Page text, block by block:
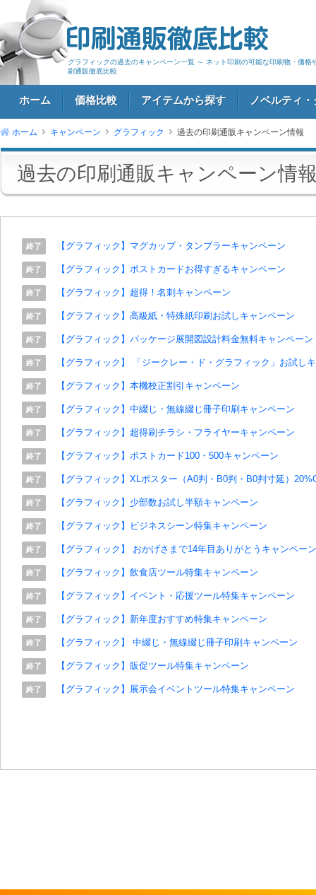
グラフィックの過去のキャンペーン一覧 ～ ネット印刷の可能な印刷物・価格
刷通販徹底比較
ホーム 価格比較 アイテムから探す ノベルティ
ホーム キャンペーン グラフィック 過去の印刷通販キャンペーン情報
過去の印刷通販キャンペーン情
終了 【グラフィック】マグカップ・タンブラーキャンペーン
終了 【グラフィック】ポストカードお得すぎるキャンペーン
終了 【グラフィック】超得！名刺キャンペーン
終了 【グラフィック】高級紙・特殊紙印刷お試しキャンペーン
終了 【グラフィック】パッケージ展開図設計料金無料キャンペーン
終了 【グラフィック】 「ジークレー・ド・グラフィック」お試し
終了 【グラフィック】本機校正割引キャンペーン
終了 【グラフィック】中綴じ・無線綴じ冊子印刷キャンペーン
終了 【グラフィック】超得刷チラシ・フライヤーキャンペーン
終了 【グラフィック】ポストカード100・500キャンペーン
終了 【グラフィック】XLポスター（A0判・B0判・B0判寸延）
終了 【グラフィック】少部数お試し半額キャンペーン
終了 【グラフィック】ビジネスシーン特集キャンペーン
終了 【グラフィック】 おかげさまで14年目ありがとうキャンペーン
終了 【グラフィック】飲食店ツール特集キャンペーン
終了 【グラフィック】イベント・応援ツール特集キャンペーン
終了 【グラフィック】新年度おすすめ特集キャンペーン
終了 【グラフィック】 中綴じ・無線綴じ冊子印刷キャンペーン
終了 【グラフィック】販促ツール特集キャンペーン
終了 【グラフィック】展示会イベントツール特集キャンペーン